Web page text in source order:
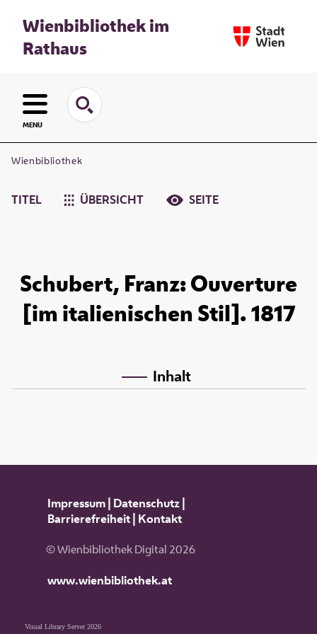
Wienbibliothek im
Rathaus
MENU
Wienbibliothek
TITEL ÜBERSICHT SEITE
Schubert, Franz: Ouverture
[im italienischen Stil]. 1817
Inhalt
Impressum| Datenschutz|
Barrierefreiheit| Kontakt
© Wienbibliothek Digital 2026
www.wienbibliothek.at
Visual Library Server 2026